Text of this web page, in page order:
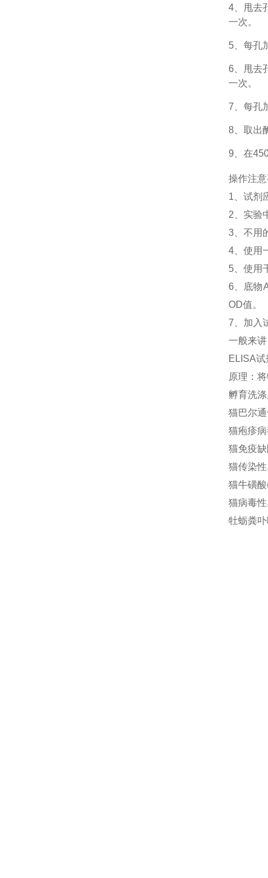
4、甩去
一次。
5、每孔
6、甩去
一次。
7、每孔
8、取出
9、在
操作注
1、 试剂
2、 实验
3、 不用
4、 使用
5、 使用
6、
底物
OD值。
7、加入
一般来
ELISA
原理：
孵育洗
猫巴尔
猫疱疹
猫免疫
猫传染
猫牛磺
猫病毒
牡蛎粪